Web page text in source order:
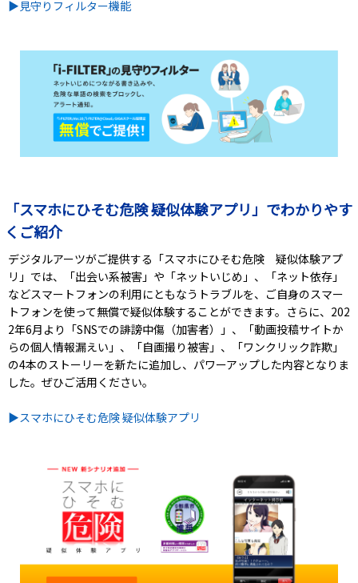
▶見守りフィルター機能
「スマホにひそむ危険 疑似体験アプリ」でわかりやす
くご紹介
デジタルアーツがご提供する「スマホにひそむ危険 疑似体験アプ
リ」では、「出会い系被害」や「ネットいじめ」、「ネット依存」
などスマートフォンの利用にともなうトラブルを、ご自身のスマー
トフォンを使って無償で疑似体験することができます。さらに、202
2年6月より「SNSでの誹謗中傷（加害者）」、「動画投稿サイトか
らの個人情報漏えい」、「自画撮り被害」、「ワンクリック詐欺」
の4本のストーリーを新たに追加し、パワーアップした内容となりま
した。ぜひご活用ください。
▶スマホにひそむ危険 疑似体験アプリ